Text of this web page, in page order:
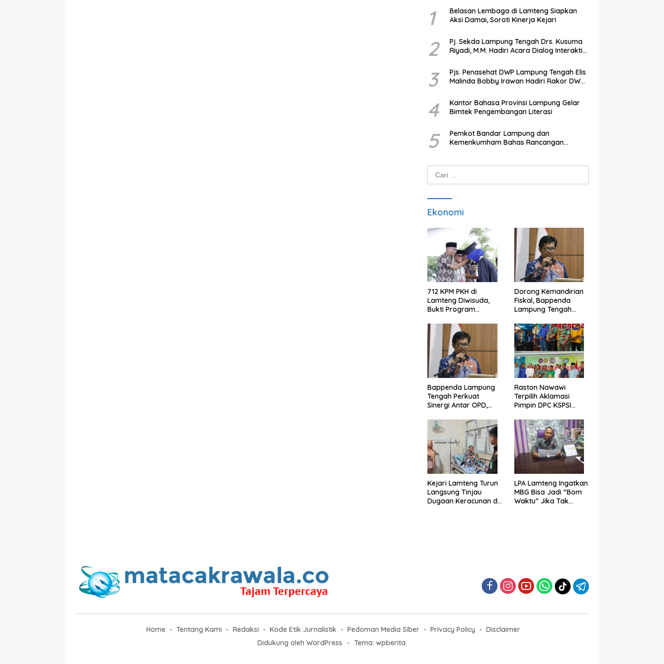
1
Belasan Lembaga di Lamteng Siapkan
Aksi Damai, Soroti Kinerja Kejari
2
Pj. Sekda Lampung Tengah Drs. Kusuma
Riyadi, M.M. Hadiri Acara Dialog Interaktif
3
Pjs. Penasehat DWP Lampung Tengah Elis
Malinda Bobby Irawan Hadiri Rakor DWP
4
Kantor Bahasa Provinsi Lampung Gelar
Bimtek Pengembangan Literasi
5
Pemkot Bandar Lampung dan
Kemenkumham Bahas Rancangan
Ekonomi
712 KPM PKH di
Lamteng Diwisuda,
Bukti Program
Ekonomi Warga
Dorong Kemandirian
Fiskal, Bappenda
Lampung Tengah
PAK-SI 2025
Bappenda Lampung
Tengah Perkuat
Sinergi Antar OPD,
PAD Tahun 2025
Raston Nawawi
Terpilih Aklamasi
Pimpin DPC KSPSI
Siap Perjuangkan
Kesejahteraan Buruh
Kejari Lamteng Turun
Langsung Tinjau
Dugaan Keracunan di
LPA Lamteng Ingatkan
MBG Bisa Jadi “Bom
Waktu” Jika Tak
Home Tentang Kami Redaksi Kode Etik Jurnalistik Pedoman Media Siber Privacy Policy
Disclaimer
Didukung oleh WordPress
- Tema: wpberita.